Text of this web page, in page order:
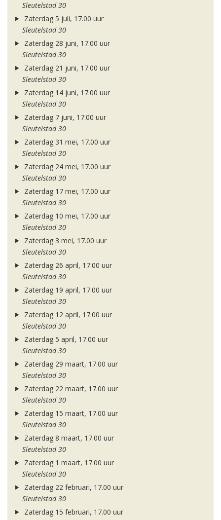
Sleutelstad 30
Zaterdag 5 juli, 17.00 uur
Sleutelstad 30
Zaterdag 28 juni, 17.00 uur
Sleutelstad 30
Zaterdag 21 juni, 17.00 uur
Sleutelstad 30
Zaterdag 14 juni, 17.00 uur
Sleutelstad 30
Zaterdag 7 juni, 17.00 uur
Sleutelstad 30
Zaterdag 31 mei, 17.00 uur
Sleutelstad 30
Zaterdag 24 mei, 17.00 uur
Sleutelstad 30
Zaterdag 17 mei, 17.00 uur
Sleutelstad 30
Zaterdag 10 mei, 17.00 uur
Sleutelstad 30
Zaterdag 3 mei, 17.00 uur
Sleutelstad 30
Zaterdag 26 april, 17.00 uur
Sleutelstad 30
Zaterdag 19 april, 17.00 uur
Sleutelstad 30
Zaterdag 12 april, 17.00 uur
Sleutelstad 30
Zaterdag 5 april, 17.00 uur
Sleutelstad 30
Zaterdag 29 maart, 17.00 uur
Sleutelstad 30
Zaterdag 22 maart, 17.00 uur
Sleutelstad 30
Zaterdag 15 maart, 17.00 uur
Sleutelstad 30
Zaterdag 8 maart, 17.00 uur
Sleutelstad 30
Zaterdag 1 maart, 17.00 uur
Sleutelstad 30
Zaterdag 22 februari, 17.00 uur
Sleutelstad 30
Zaterdag 15 februari, 17.00 uur